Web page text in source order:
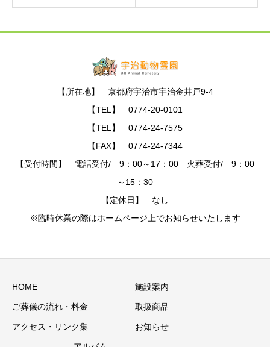
【所在地】 京都府宇治市宇治金井戸9-4
【TEL】 0774-20-0101
【TEL】 0774-24-7575
【FAX】 0774-24-7344
【受付時間】 電話受付/ 9：00～17：00 火葬受付/ 9：00
～15：30
【定休日】 なし
※臨時休業の際はホームページ上でお知らせいたします
HOME 施設案内
ご葬儀の流れ・料金 取扱商品
アクセス・リンク集 お知らせ